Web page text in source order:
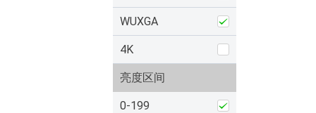
WUXGA
4K
亮度区间
0-199